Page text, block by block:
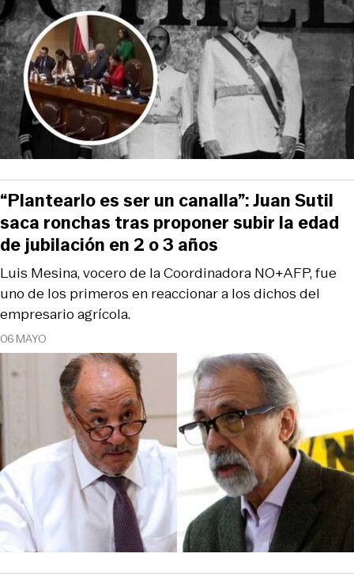
06 MAYO
Luis Mesina, vocero de la Coordinadora NO+AFP, fue
uno de los primeros en reaccionar a los dichos del
empresario agrícola.
“Plantearlo es ser un canalla”: Juan Sutil
saca ronchas tras proponer subir la edad
de jubilación en 2 o 3 años